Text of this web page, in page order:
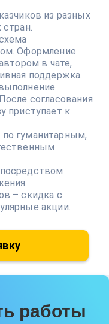
из разных
Оформление
в чате,
поддержка.
согласования
приступает к
гуманитарным,
– скидка с
акции.
работы